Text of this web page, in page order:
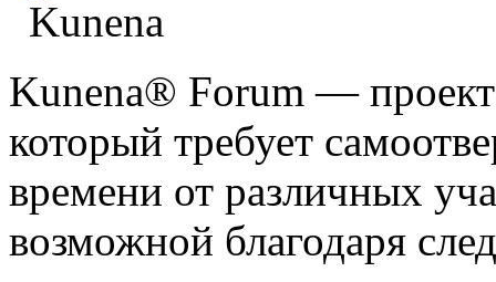
Kunena® Forum —
который требует
времени от различных
возможной благодаря